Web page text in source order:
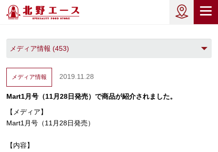
メディア情報 2019.11.28
Mart1月号（11月28日発売）で商品が紹介されました。
【メディア】
Mart1月号（11月28日発売）
【内容】